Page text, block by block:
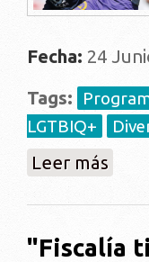
Fecha: 24
Tags:
LGTBIQ+
Leer más
"Fiscalía